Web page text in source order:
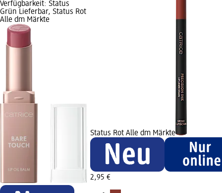
Verfügbarkeit: Status
Grün Lieferbar, Status Rot
Alle dm Märkte
Status Rot Alle dm Märkte
2,95 €